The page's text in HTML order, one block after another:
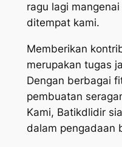
ragu lagi
ditempat kami.
Memberikan
merupakan tugas
Dengan berbagai
pembuatan
Kami, Batikdlidir
dalam pengadaan